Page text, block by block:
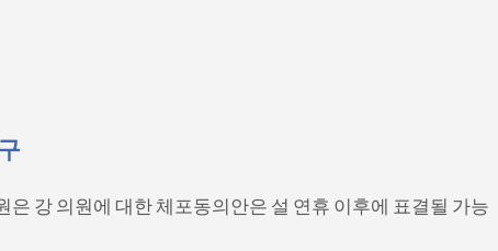
강 의원에 대한 체포동의안은 설 연휴 이후에 표결될 가능